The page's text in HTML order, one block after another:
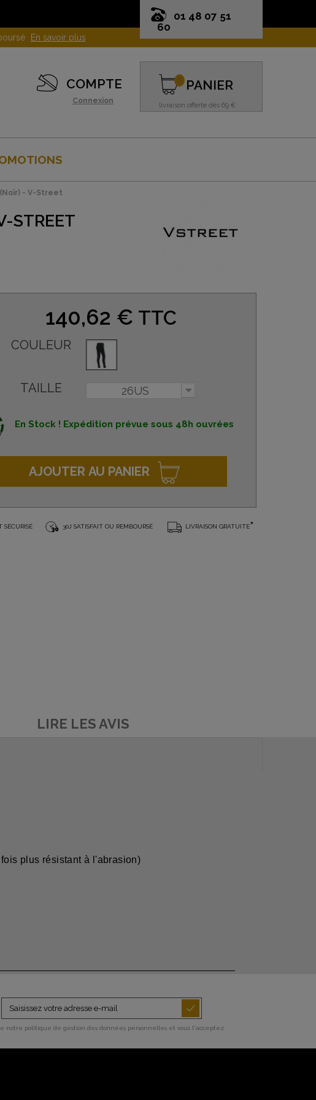
01 48 07 51
60
COMPTE
Connexion
PANIER
livraison offerte dès 69 €
0
- V-Street
STREET
140,62 € TTC
COULEUR
TAILLE 26US
En Stock ! Expédition prévue sous 48h ouvrées
AJOUTER AU PANIER
SÉCURISÉ 30J SATISFAIT OU REMBOURSÉ LIVRAISON GRATUITE*
LIRE LES AVIS
plus résistant à l'abrasion)
notre politique de gestion des données personnelles et vous l'acceptez.